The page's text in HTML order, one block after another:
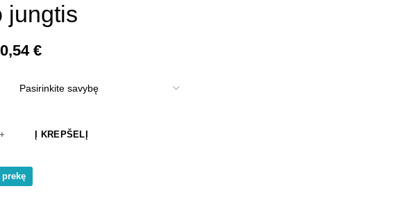
jungtis
0,54 €Price
0,49 €
Į KREPŠELĮ